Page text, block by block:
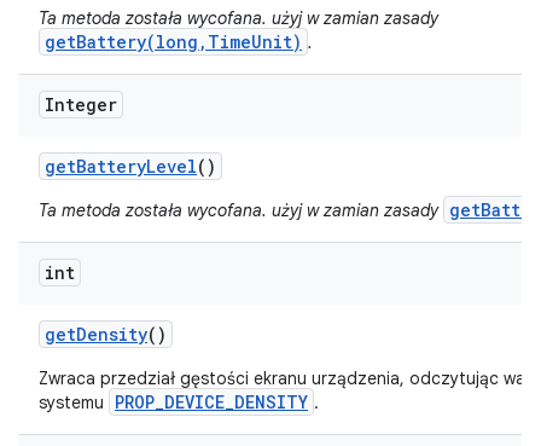
Ta metoda została wycofana. użyj w zamian zasady
getBattery(long,TimeUnit) .
Integer
getBatteryLevel()
Ta metoda została wycofana. użyj w zamian zasady
int
getDensity()
Zwraca przedział gęstości ekranu urządzenia, odczytując
systemu
PROP_DEVICE_DENSITY .